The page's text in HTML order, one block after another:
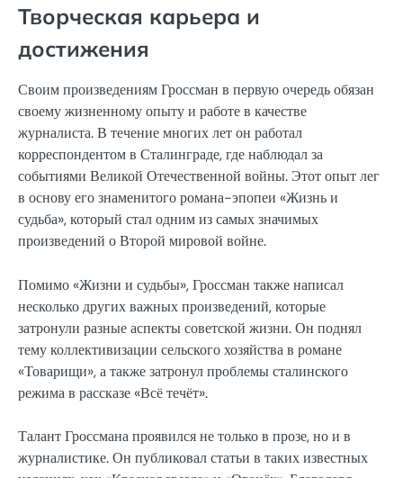
Творческая карьера и
достижения
Своим произведениям Гроссман в первую очередь обязан
своему жизненному опыту и работе в качестве
журналиста. В течение многих лет он работал
корреспондентом в Сталинграде, где наблюдал за
событиями Великой Отечественной войны. Этот опыт лег
в основу его знаменитого романа-эпопеи «Жизнь и
судьба», который стал одним из самых значимых
произведений о Второй мировой войне.
Помимо «Жизни и судьбы», Гроссман также написал
несколько других важных произведений, которые
затронули разные аспекты советской жизни. Он поднял
тему коллективизации сельского хозяйства в романе
«Товарищи», а также затронул проблемы сталинского
режима в рассказе «Всё течёт».
Талант Гроссмана проявился не только в прозе, но и в
журналистике. Он публиковал статьи в таких известных